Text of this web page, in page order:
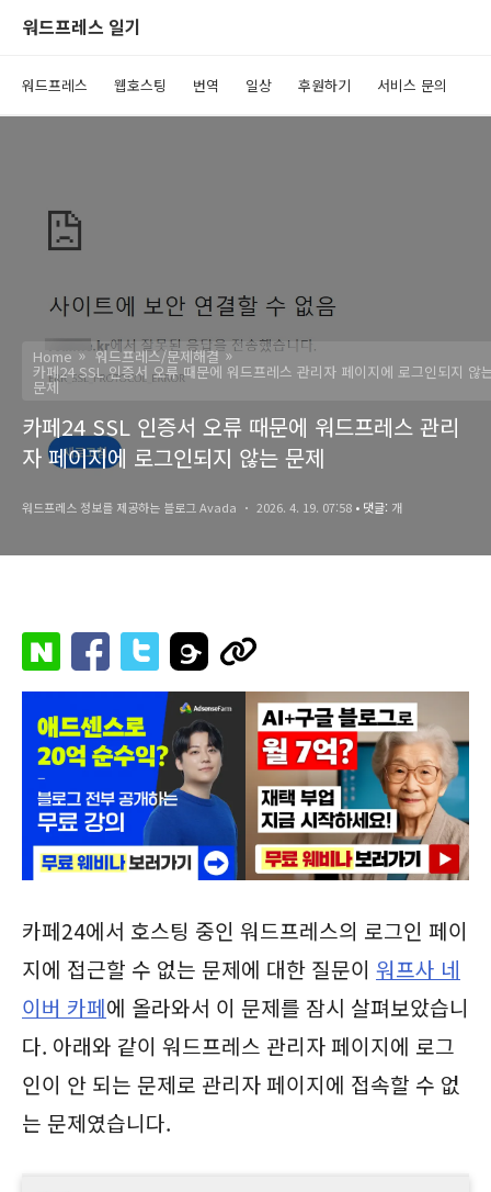
워드프레스 일기
워드프레스 웹호스팅 번역 일상 후원하기 서비스 문의
Home 워드프레스/문제해결
카페24 SSL 인증서 오류 때문에 워드프레스 관리자 페이지에 로그인되지 않
문제
카페24 SSL 인증서 오류 때문에 워드프레스 관리
자 페이지에 로그인되지 않는 문제
워드프레스 정보를 제공하는 블로그 Avada 2026. 4. 19. 07:58 • 댓글: 개
카페24에서 호스팅 중인 워드프레스의 로그인 페이
지에 접근할 수 없는 문제에 대한 질문이 워프사 네
이버 카페에 올라와서 이 문제를 잠시 살펴보았습니
다. 아래와 같이 워드프레스 관리자 페이지에 로그
인이 안 되는 문제로 관리자 페이지에 접속할 수 없
는 문제였습니다.